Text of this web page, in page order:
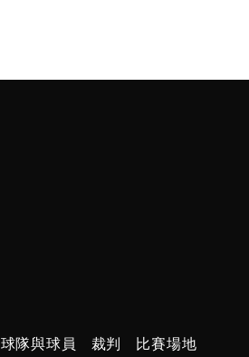
球隊與球員 裁判
比賽場地